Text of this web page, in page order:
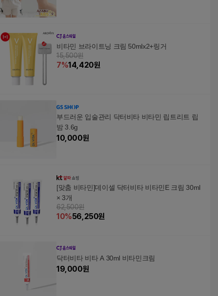
비타민 브라이트닝 크림 50mlx2+링거
15,500원
7%14,420원
부드러운 입술관리 닥터비타 비타민 립트리트 립
밤 3.6g
10,000원
[맞춤 비타민]데이셀 닥터비타 비타민E 크림 30ml
× 3개
62,500원
10%56,250원
닥터비타 비타 A 30ml 비타민크림
19,000원